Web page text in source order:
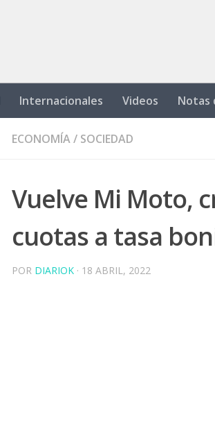
Internacionales Videos Notas
ECONOMÍA/ SOCIEDAD
Vuelve Mi Moto,
cuotas a tasa
POR DIARIOK · 18 ABRIL, 2022